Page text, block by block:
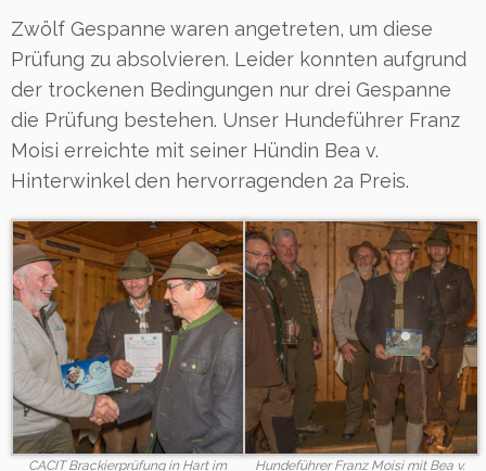
Zwölf Gespanne waren angetreten, um diese
Prüfung zu absolvieren. Leider konnten aufgrund
der trockenen Bedingungen nur drei Gespanne
die Prüfung bestehen. Unser Hundeführer Franz
Moisi erreichte mit seiner Hündin Bea v.
Hinterwinkel den hervorragenden 2a Preis.
CACIT Brackierprüfung in Hart im
Hundeführer Franz Moisi mit Bea v.